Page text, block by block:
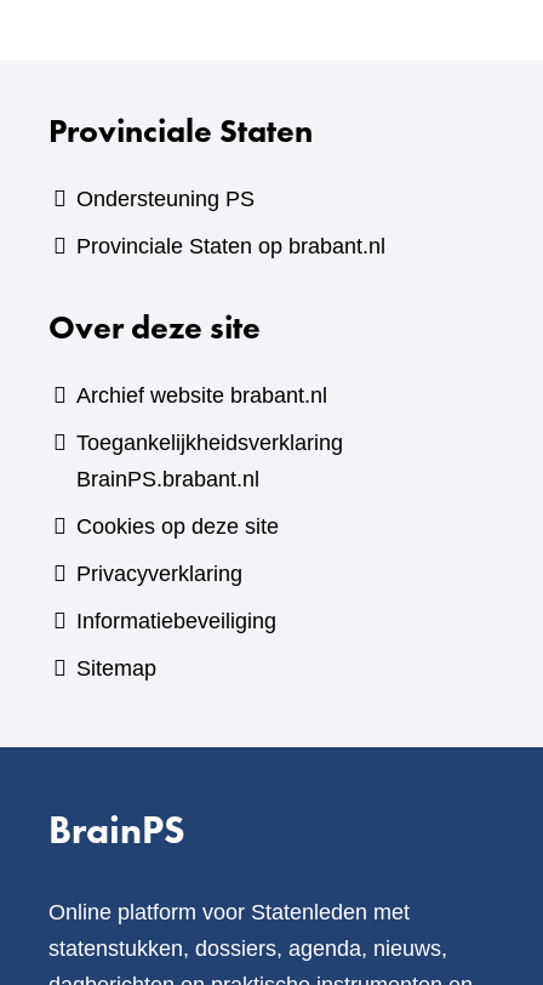
Provinciale Staten
Ondersteuning PS
Provinciale Staten op brabant.nl
Over deze site
Archief website brabant.nl
Toegankelijkheidsverklaring
BrainPS.brabant.nl
Cookies op deze site
Privacyverklaring
Informatiebeveiliging
Sitemap
BrainPS
Online platform voor Statenleden met
statenstukken, dossiers, agenda, nieuws,